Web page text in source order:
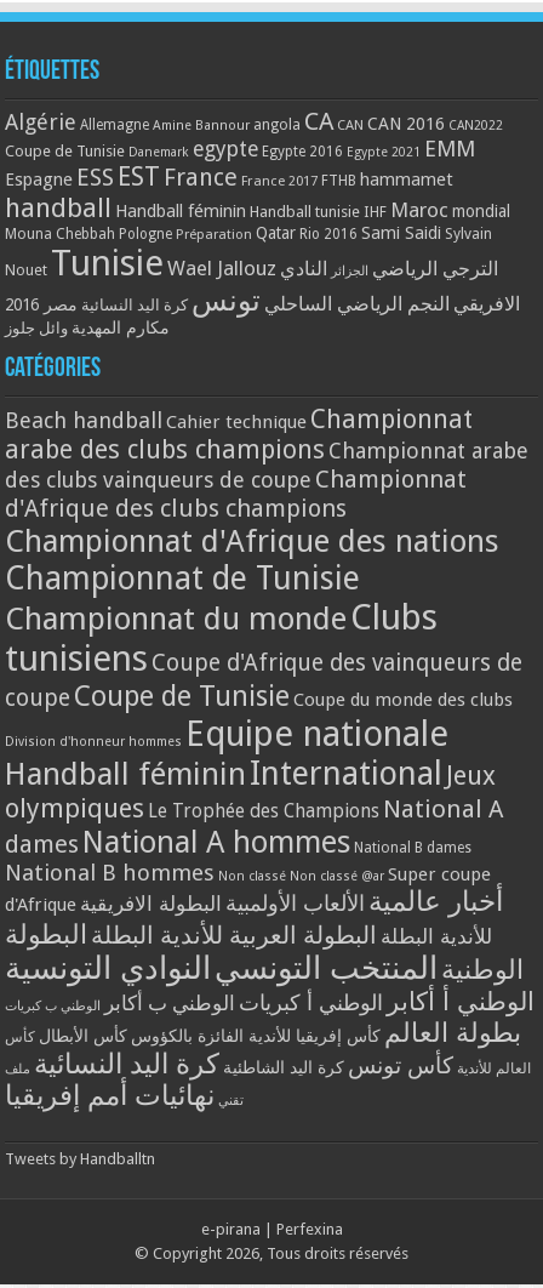
Étiquettes
Algérie Allemagne Amine Bannour angola CA CAN CAN 2016 CAN2022
Coupe de Tunisie Danemark egypte Egypte 2016 Egypte 2021 EMM
Espagne ESS EST France France 2017 FTHB hammamet
handball Handball féminin Handball tunisie IHF Maroc mondial
Mouna Chebbah Pologne Préparation Qatar Rio 2016 Sami Saidi Sylvain
Nouet Tunisie Wael Jallouz الترجي الرياضي الجزائر
النادي
الافريقي النجم الرياضي الساحلي تونس كرة اليد النسائية مصر 2016
مكارم المهدية وائل جلوز
Catégories
Beach handball Cahier technique Championnat
arabe des clubs champions Championnat arabe
des clubs vainqueurs de coupe Championnat
d'Afrique des clubs champions
Championnat d'Afrique des nations
Championnat de Tunisie
Championnat du monde Clubs
tunisiens Coupe d'Afrique des vainqueurs de
coupe Coupe de Tunisie Coupe du monde des clubs
Division d'honneur hommes Equipe nationale
Handball féminin International
Jeux
olympiques Le Trophée des Champions National A
dames National A hommes National B dames
National B hommes Non classé Non classé @ar Super coupe
d'Afrique
أخبار عالمية الألعاب الأولمبية البطولة الافريقية
للأندية البطلة البطولة العربية للأندية البطلة البطولة
الوطنية المنتخب التونسي النوادي التونسية
الوطني أ أكابر الوطني أ كبريات الوطني ب أكابر الوطني ب كبريات
بطولة العالم كأس إفريقيا للأندية الفائزة بالكؤوس كأس الأبطال كأس
العالم للأندية كأس تونس كرة اليد الشاطئية كرة اليد النسائية ملف
تقني نهائيات أمم إفريقيا
Tweets by Handballtn
e-pirana
Perfexina
© Copyright 2026, Tous droits réservés